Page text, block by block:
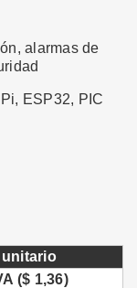
alarmas de
ESP32, PIC
unitario
($ 1,36)